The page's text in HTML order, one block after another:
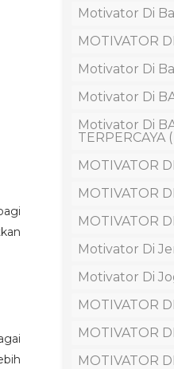
Motivator Di
MOTIVATOR
Motivator Di
Motivator Di
Motivator Di
TERPERCAYA
MOTIVATOR
MOTIVATOR
MOTIVATOR
Motivator Di
Motivator Di
MOTIVATOR
MOTIVATOR
MOTIVATOR